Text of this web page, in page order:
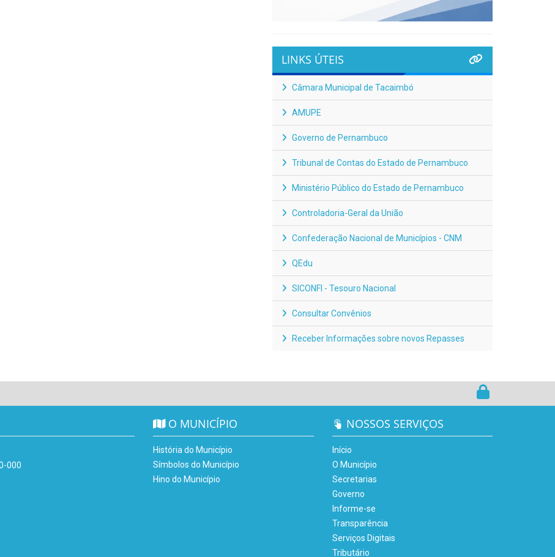
LINKS ÚTEIS
Câmara Municipal de Tacaimbó
AMUPE
Governo de Pernambuco
Tribunal de Contas do Estado de Pernambuco
Ministério Público do Estado de Pernambuco
Controladoria-Geral da União
Confederação Nacional de Municípios - CNM
QEdu
SICONFI - Tesouro Nacional
Consultar Convênios
Receber Informações sobre novos Repasses
000
O MUNICÍPIO
História do Município
Símbolos do Município
Hino do Município
NOSSOS SERVIÇOS
Início
O Município
Secretarias
Governo
Informe-se
Transparência
Serviços Digitais
Tributário